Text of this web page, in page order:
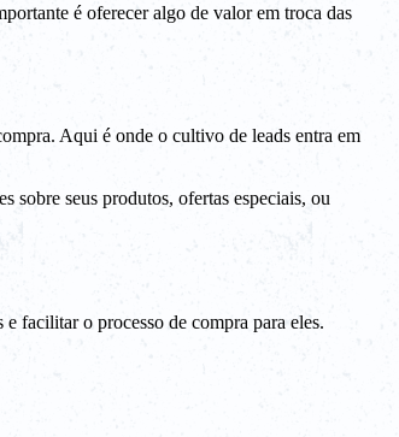
é oferecer algo de valor em troca das
Aqui é onde o cultivo de leads entra em
sobre seus produtos, ofertas especiais, ou
facilitar o processo de compra para eles.